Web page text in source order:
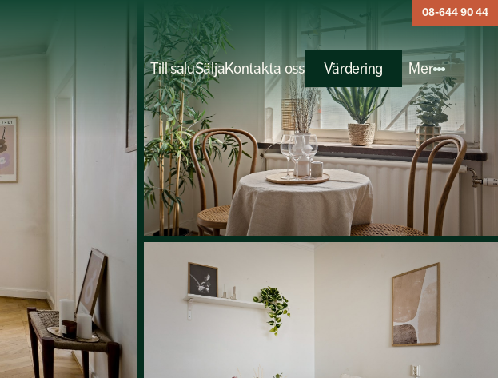
Till saluSäljaKontakta oss Värdering Mer
08-644 90 44